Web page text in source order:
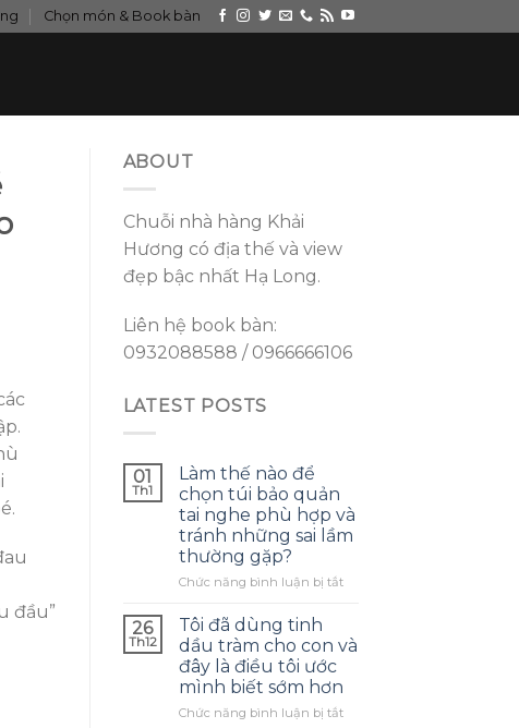
Chọn món & Book bàn
đầu”
ABOUT
Chuỗi nhà hàng Khải
Hương có địa thế và view
đẹp bậc nhất Hạ Long.
Liên hệ book bàn:
0932088588 / 0966666106
LATEST POSTS
01
Th1
Làm thế nào để
chọn túi bảo quản
tai nghe phù hợp và
tránh những sai lầm
thường gặp?
Chức năng bình luận bị tắtở
nào
để
túi
bảo
26
Th12
Tôi đã dùng tinh
dầu tràm cho con và
đây là điều tôi ước
mình biết sớm hơn
Chức năng bình luận bị tắtở